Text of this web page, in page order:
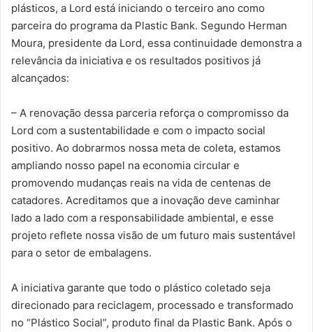
plásticos, a Lord está iniciando o terceiro ano como
parceira do programa da Plastic Bank. Segundo Herman
Moura, presidente da Lord, essa continuidade demonstra a
relevância da iniciativa e os resultados positivos já
alcançados:
– A renovação dessa parceria reforça o compromisso da
Lord com a sustentabilidade e com o impacto social
positivo. Ao dobrarmos nossa meta de coleta, estamos
ampliando nosso papel na economia circular e
promovendo mudanças reais na vida de centenas de
catadores. Acreditamos que a inovação deve caminhar
lado a lado com a responsabilidade ambiental, e esse
projeto reflete nossa visão de um futuro mais sustentável
para o setor de embalagens.
A iniciativa garante que todo o plástico coletado seja
direcionado para reciclagem, processado e transformado
no “Plástico Social”, produto final da Plastic Bank. Após o